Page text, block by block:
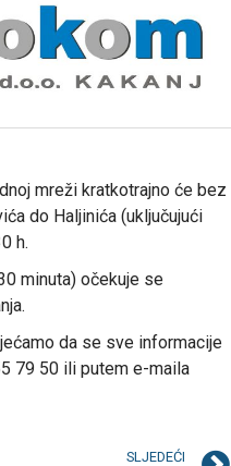
mreži kratkotrajno će bez
do Haljinića (uključujući
h.
minuta) očekuje se
da se sve informacije
79 50 ili putem e-maila
SLJEDEĆI